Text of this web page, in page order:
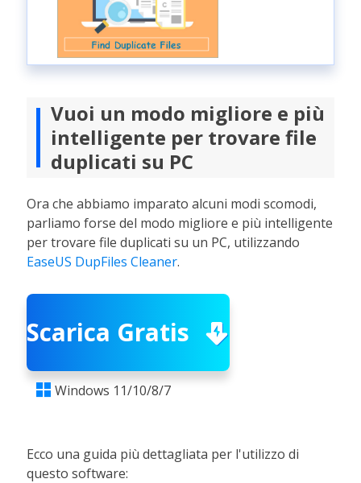
Vuoi un modo migliore e più
intelligente per trovare file
duplicati su PC
Ora che abbiamo imparato alcuni modi scomodi,
parliamo forse del modo migliore e più intelligente
per trovare file duplicati su un PC, utilizzando
EaseUS DupFiles Cleaner.
Scarica Gratis
 Windows 11/10/8/7
Ecco una guida più dettagliata per l'utilizzo di
questo software: